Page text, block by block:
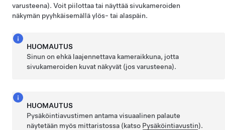
varusteena). Voit piilottaa tai näyttää sivukameroiden
näkymän pyyhkäisemällä ylös- tai alaspäin.
HUOMAUTUS
Sinun on ehkä laajennettava kameraikkuna, jotta
sivukameroiden kuvat näkyvät (jos varusteena).
HUOMAUTUS
Pysäköintiavustimen antama visuaalinen palaute
näytetään myös mittaristossa (katso Pysäköintiavustin).